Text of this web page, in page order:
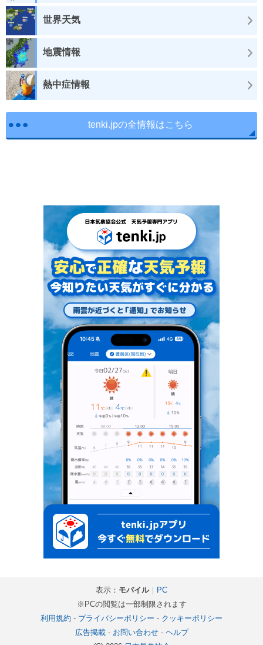
世界天気
地震情報
熱中症情報
tenki.jpの全情報はこちら
表示： モバイル｜ PC
※PCの閲覧は一部制限されます
利用規約 - プライバシーポリシー - クッキーポリシー
広告掲載- お問い合わせ- ヘルプ